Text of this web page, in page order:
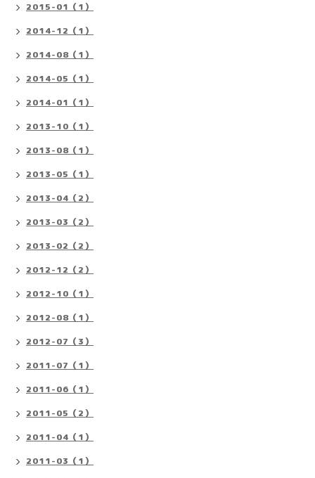
2015-01（1）
2014-12（1）
2014-08（1）
2014-05（1）
2014-01（1）
2013-10（1）
2013-08（1）
2013-05（1）
2013-04（2）
2013-03（2）
2013-02（2）
2012-12（2）
2012-10（1）
2012-08（1）
2012-07（3）
2011-07（1）
2011-06（1）
2011-05（2）
2011-04（1）
2011-03（1）